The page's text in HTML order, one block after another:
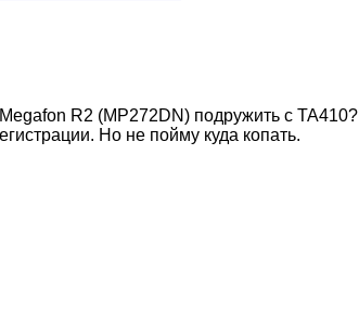
R2 (MP272DN) подружить с TA410?
Но не пойму куда копать.